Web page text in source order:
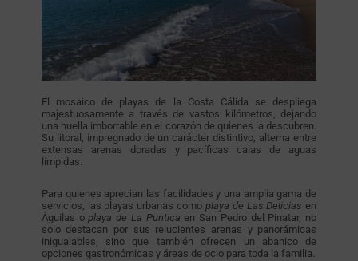
El mosaico de playas de la Costa Cálida se despliega
majestuosamente a través de vastos kilómetros, dejando
una huella imborrable en el corazón de quienes la descubren.
Su litoral, impregnado de un carácter distintivo, alterna entre
extensas arenas doradas y pacíficas calas de aguas
límpidas.
Para quienes aprecian las facilidades y una amplia gama de
servicios, las playas urbanas como playa de Las Delicias en
Águilas oplaya de La Puntica en San Pedro del Pinatar, no
solo destacan por sus relucientes arenas y panorámicas
inigualables, sino que también ofrecen un abanico de
opciones gastronómicas y áreas de ocio para toda la familia.